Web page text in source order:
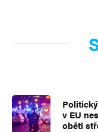
v EU
oběti